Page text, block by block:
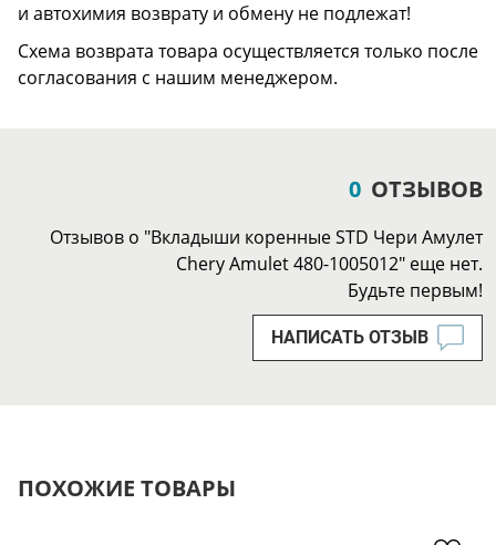
и автохимия возврату и обмену не подлежат!
Схема возврата товара осуществляется только после
согласования с нашим менеджером.
0 ОТЗЫВОВ
Отзывов о "Вкладыши коренные STD Чери Амулет
Chery Amulet 480-1005012" еще нет.
Будьте первым!
НАПИСАТЬ ОТЗЫВ
ПОХОЖИЕ ТОВАРЫ